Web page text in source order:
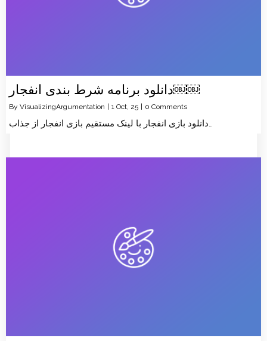
دانلود برنامه شرط بندی انفجار￼￼
By VisualizingArgumentation 1 Oct, 25 0 Comments
دانلود بازی انفجار با لینک مستقیم بازی انفجار از جذاب…